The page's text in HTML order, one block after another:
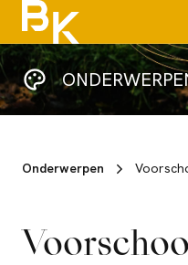
Onderwerpen